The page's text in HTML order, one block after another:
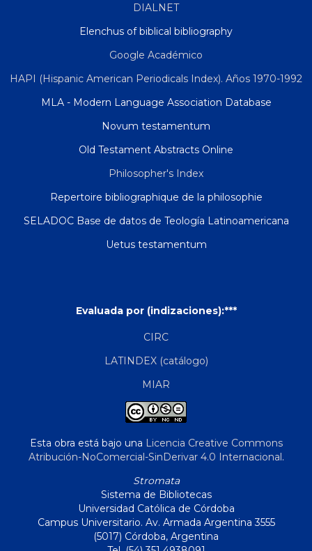
DIALNET
Elenchus of biblical bibliography
Google Académico
HAPI (Hispanic American Periodicals Index). Años 1970-1992
MLA - Modern Language Association Database
Novum testamentum
Old Testament Abstracts Online
Philosopher's Index
Repertoire bibliographique de la philosophie
SELADOC Base de datos de Teología Latinoamericana
Uetus testamentum
Evaluada por (indizaciones):***
CIRC
LATINDEX (catálogo)
MIAR
Esta obra está bajo una Licencia Creative Commons
Atribución-NoComercial-SinDerivar 4.0 Internacional.
Stromata
Sistema de Bibliotecas
Universidad Católica de Córdoba
Campus Universitario. Av. Armada Argentina 3555
(5017) Córdoba, Argentina